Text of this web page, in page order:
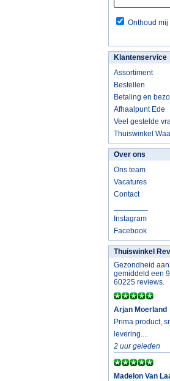
Onthoud mij
Klantenservice
Assortiment
Bestellen
Betaling en
Afhaalpunt Ede
Veel gestelde
Thuiswinkel
Over ons
Ons team
Vacatures
Contact
Instagram
Facebook
Thuiswinkel
Gezondheid
gemiddeld een
60225 reviews.
Arjan Moerland
Prima product,
levering....
2 uur geleden
Madelon Van